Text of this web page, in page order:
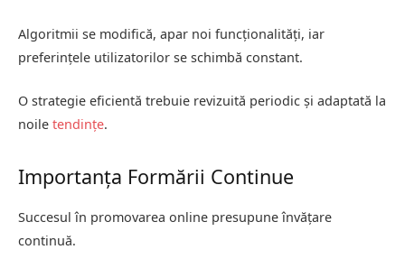
Algoritmii se modifică, apar noi funcționalități, iar
preferințele utilizatorilor se schimbă constant.
O strategie eficientă trebuie revizuită periodic și adaptată la
noile tendințe.
Importanța Formării Continue
Succesul în promovarea online presupune învățare
continuă.